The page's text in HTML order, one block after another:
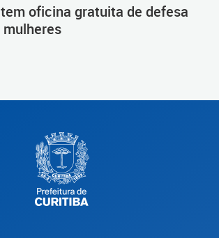
oficina gratuita de defesa